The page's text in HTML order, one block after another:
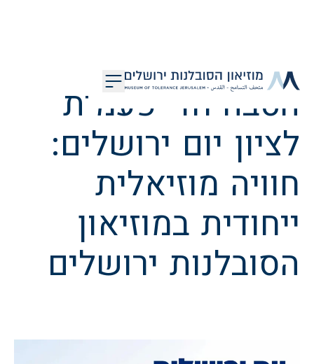
הטבה חד-פעמית
לציון יום ירושלים:
חוויה מוזיאלית
ייחודית במוזיאון
הסובלנות ירושלים